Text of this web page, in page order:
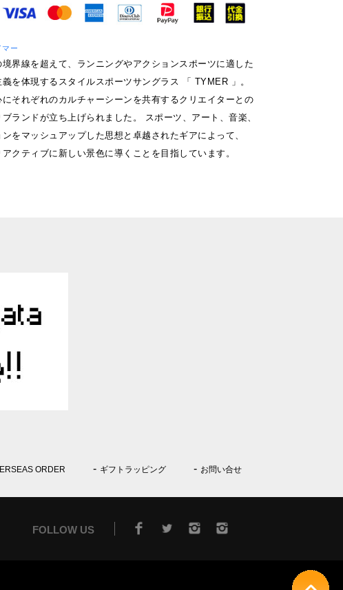
マー
境界線を超えて、ランニングやアクションスポーツに適した
義を体現するスタイルスポーツサングラス 「 TYMER 」。
それぞれのカルチャーシーンを共有するクリエイターとの
ランドが立ち上げられました。 スポーツ、アート、音楽、
をマッシュアップした思想と卓越されたギアによって、
アクティブに新しい景色に導くことを目指しています。
ORDER ギフトラッピング お問い合せ
FOLLOW US